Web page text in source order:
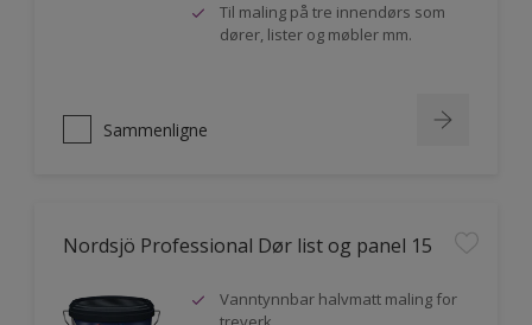
Til maling på tre innendørs som
dører, lister og møbler mm.
Sammenligne
Nordsjö Professional Dør list og panel 15
Vanntynnbar halvmatt maling for